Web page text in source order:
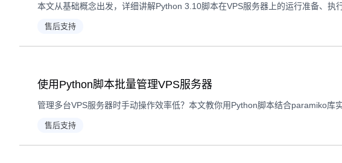
售后支持
使用Python脚本批量管理VPS服务器
售后支持